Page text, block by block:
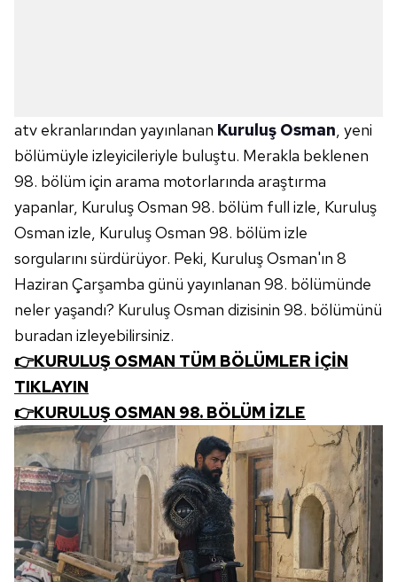
atv ekranlarından yayınlanan Kuruluş Osman, yeni
bölümüyle izleyicileriyle buluştu. Merakla beklenen
98. bölüm için arama motorlarında araştırma
yapanlar, Kuruluş Osman 98. bölüm full izle, Kuruluş
Osman izle, Kuruluş Osman 98. bölüm izle
sorgularını sürdürüyor. Peki, Kuruluş Osman'ın 8
Haziran Çarşamba günü yayınlanan 98. bölümünde
neler yaşandı? Kuruluş Osman dizisinin 98. bölümünü
buradan izleyebilirsiniz.
👉KURULUŞ OSMAN TÜM BÖLÜMLER İÇİN
TIKLAYIN
👉KURULUŞ OSMAN 98. BÖLÜM İZLE